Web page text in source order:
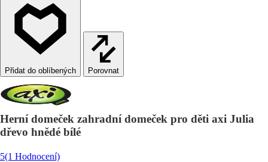
Porovnat
Herní domeček zahradní domeček pro děti axi Julia
dřevo hnědé bílé
5(1 Hodnocení)